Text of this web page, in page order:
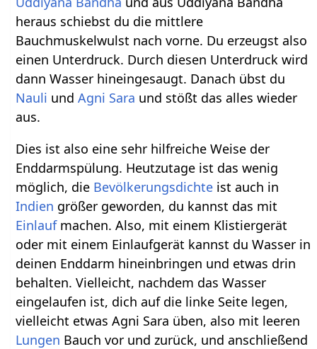
heraus schiebst du die mittlere
Bauchmuskelwulst nach vorne. Du erzeugst also
einen Unterdruck. Durch diesen Unterdruck wird
dann Wasser hineingesaugt. Danach übst du
Nauli undAgni Sara und stößt das alles wieder
aus.
Dies ist also eine sehr hilfreiche Weise der
Enddarmspülung. Heutzutage ist das wenig
möglich, die Bevölkerungsdichte ist auch in
Indien größer geworden, du kannst das mit
Einlaufmachen. Also, mit einem Klistiergerät
oder mit einem Einlaufgerät kannst du Wasser in
deinen Enddarm hineinbringen und etwas drin
behalten. Vielleicht, nachdem das Wasser
eingelaufen ist, dich auf die linke Seite legen,
vielleicht etwas Agni Sara üben, also mit leeren
Lungen Bauch vor und zurück, und anschließend